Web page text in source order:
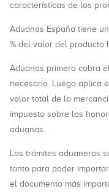
características de los
Aduanas España tiene
% del valor del producto
Aduanas primero cobra
necesario. Luego aplica
valor total de la
impuesto sobre los
aduanas.
Los trámites aduaneros
tanto para poder
el documento más